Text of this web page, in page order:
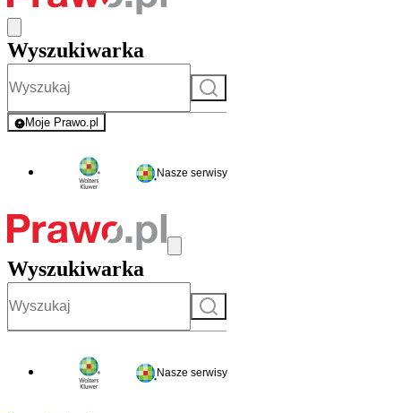
Wyszukiwarka
Szukaj
Moje Prawo.pl
- rejestracja i logowanie do serwisu
Nasze serwisy
Wyszukiwarka
Szukaj
Nasze serwisy